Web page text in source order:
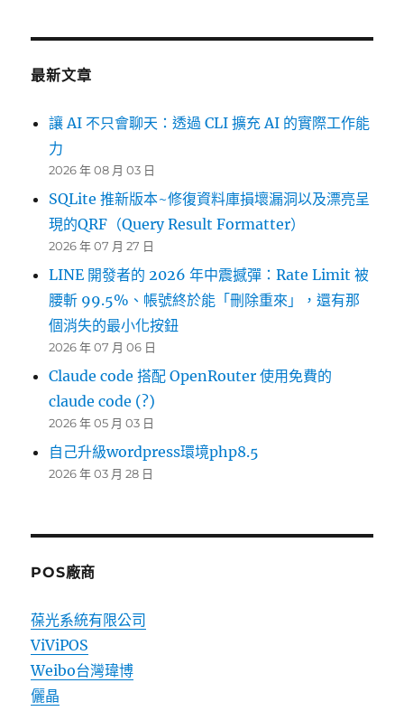
最新文章
讓 AI 不只會聊天：透過 CLI 擴充 AI 的實際工作能
力
2026 年 08 月 03 日
SQLite 推新版本~修復資料庫損壞漏洞以及漂亮呈
現的QRF（Query Result Formatter）
2026 年 07 月 27 日
LINE 開發者的 2026 年中震撼彈：Rate Limit 被
腰斬 99.5%、帳號終於能「刪除重來」，還有那
個消失的最小化按鈕
2026 年 07 月 06 日
Claude code 搭配 OpenRouter 使用免費的
claude code (?)
2026 年 05 月 03 日
自己升級wordpress環境php8.5
2026 年 03 月 28 日
POS廠商
葆光系統有限公司
ViViPOS
Weibo台灣瑋博
儷晶